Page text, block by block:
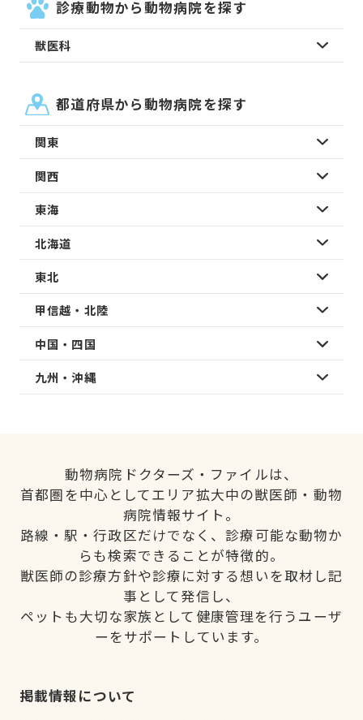
診療動物から動物病院を探す
獣医科
都道府県から動物病院を探す
関東
関西
東海
北海道
東北
甲信越・北陸
中国・四国
九州・沖縄
動物病院ドクターズ・ファイルは、
首都圏を中心としてエリア拡大中の獣医師・動物
病院情報サイト。
路線・駅・行政区だけでなく、診療可能な動物か
らも検索できることが特徴的。
獣医師の診療方針や診療に対する想いを取材し記
事として発信し、
ペットも大切な家族として健康管理を行うユーザ
ーをサポートしています。
掲載情報について